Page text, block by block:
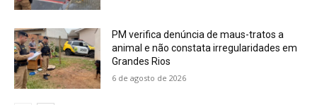
PM verifica denúncia de maus-tratos a
animal e não constata irregularidades em
Grandes Rios
6 de agosto de 2026